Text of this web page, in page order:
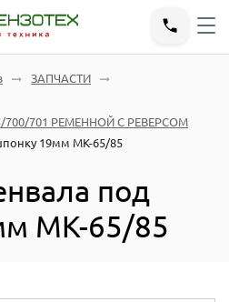
ЗАПЧАСТИ
701 РЕМЕННОЙ С РЕВЕРСОМ
19мм МК-65/85
под
МК-65/85